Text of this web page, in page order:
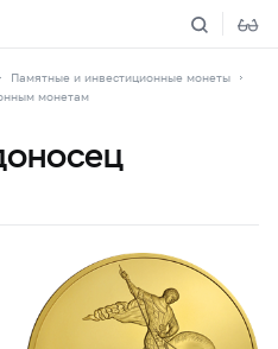
Памятные и инвестиционные монеты
монетам